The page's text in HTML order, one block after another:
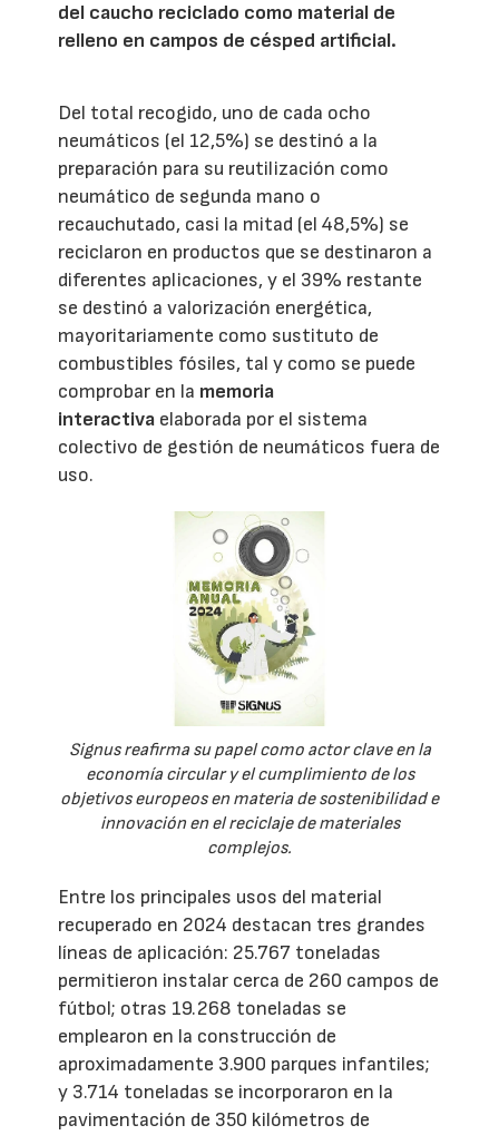
del caucho reciclado como material de
relleno en campos de césped artificial.
Del total recogido, uno de cada ocho
neumáticos (el 12,5%) se destinó a la
preparación para su reutilización como
neumático de segunda mano o
recauchutado, casi la mitad (el 48,5%) se
reciclaron en productos que se destinaron a
diferentes aplicaciones, y el 39% restante
se destinó a valorización energética,
mayoritariamente como sustituto de
combustibles fósiles, tal y como se puede
comprobar en la memoria
interactiva elaborada por el sistema
colectivo de gestión de neumáticos fuera de
uso.
Signus reafirma su papel como actor clave en la
economía circular y el cumplimiento de los
objetivos europeos en materia de sostenibilidad e
innovación en el reciclaje de materiales
complejos.
Entre los principales usos del material
recuperado en 2024 destacan tres grandes
líneas de aplicación: 25.767 toneladas
permitieron instalar cerca de 260 campos de
fútbol; otras 19.268 toneladas se
emplearon en la construcción de
aproximadamente 3.900 parques infantiles;
y 3.714 toneladas se incorporaron en la
pavimentación de 350 kilómetros de